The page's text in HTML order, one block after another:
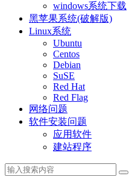
windows系统下载
黑苹果系统(破解版)
Linux系统
Ubuntu
Centos
Debian
SuSE
Red Hat
Red Flag
网络问题
软件安装问题
应用软件
建站程序